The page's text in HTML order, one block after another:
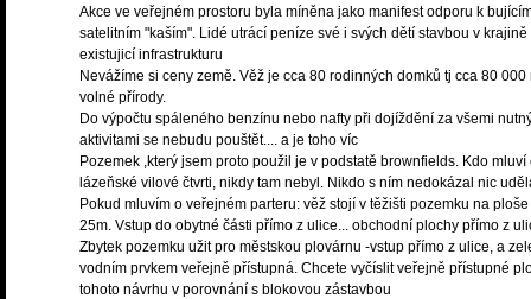
Akce ve veřejném prostoru byla míněna jako manifest odporu k
satelitním "kaším". Lidé utrácí peníze své i svých dětí stavbou v krajině
existujicí infrastrukturu
Nevážíme si ceny země. Věž je cca 80 rodinných domků tj cca 80 000
volné přírody.
Do výpočtu spáleného benzínu nebo nafty při dojíždění za všemi
aktivitami se nebudu pouštět.... a je toho víc
Pozemek ,který jsem proto použil je v podstatě brownfields. Kdo mluví
lázeňské vilové čtvrti, nikdy tam nebyl. Nikdo s ním nedokázal nic
Pokud mluvím o veřejném parteru: věž stojí v těžišti pozemku na
25m. Vstup do obytné části přímo z ulice... obchodní plochy přímo z
Zbytek pozemku užit pro městskou plovárnu -vstup přímo z ulice, a
vodním prvkem veřejně přístupná. Chcete vyčíslit veřejně přístupné
tohoto návrhu v porovnání s blokovou zástavbou